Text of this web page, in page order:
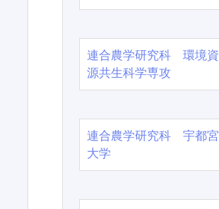
連合農学研究科 環境資
源共生科学専攻
連合農学研究科 宇都宮
大学